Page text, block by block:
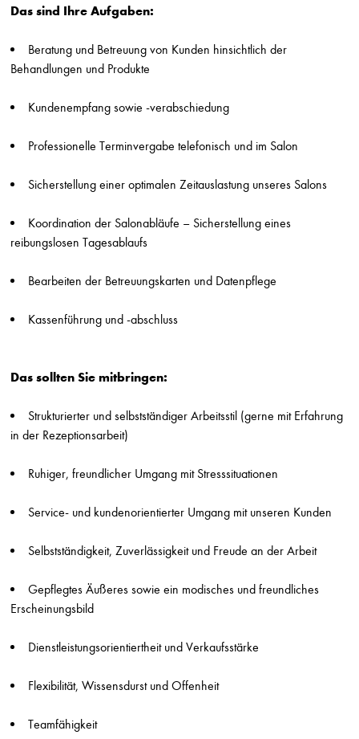
Stefan Probst
Beauty Assistient / Quereinsteiger/in (m/w/d)
Hairlounge
Gabi Stern
Friseur (m/w/d) Breuninger Sindelfingen
Stuttgart
Friseur (m/w/d) Breuninger Stuttgart
Stuttgart
Friseur (m/w/d) Breuninger Ludwigsburg
Ausbildung Friseur (m/w/d) Breuninger Sindelfingen
Stuttgart
Die Friseure - Breuninger
Stuttgart
Friseur*in
Berlin
HILJEGERDES - Friseur-Kosmetik-Make-up
Berlin
Friseur (m/w/d) Teilzeit
HLaden Stephan Sundermann
Das sind Ihre Aufgaben:
Beratung und Betreuung von Kunden hinsichtlich der
Behandlungen und Produkte
Kundenempfang sowie -verabschiedung
Professionelle Terminvergabe telefonisch und im Salon
Sicherstellung einer optimalen Zeitauslastung unseres Salons
Koordination der Salonabläufe – Sicherstellung eines
reibungslosen Tagesablaufs
Bearbeiten der Betreuungskarten und Datenpflege
Kassenführung und -abschluss
Das sollten Sie mitbringen:
Strukturierter und selbstständiger Arbeitsstil (gerne mit Erfahrung
in der Rezeptionsarbeit)
Ruhiger, freundlicher Umgang mit Stresssituationen
Service- und kundenorientierter Umgang mit unseren Kunden
Selbstständigkeit, Zuverlässigkeit und Freude an der Arbeit
Gepflegtes Äußeres sowie ein modisches und freundliches
Erscheinungsbild
Dienstleistungsorientiertheit und Verkaufsstärke
Flexibilität, Wissensdurst und Offenheit
Teamfähigkeit